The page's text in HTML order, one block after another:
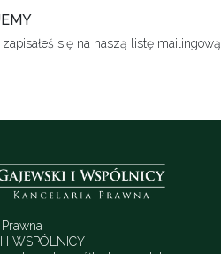
się na naszą listę mailingową.
I WSPÓLNICY